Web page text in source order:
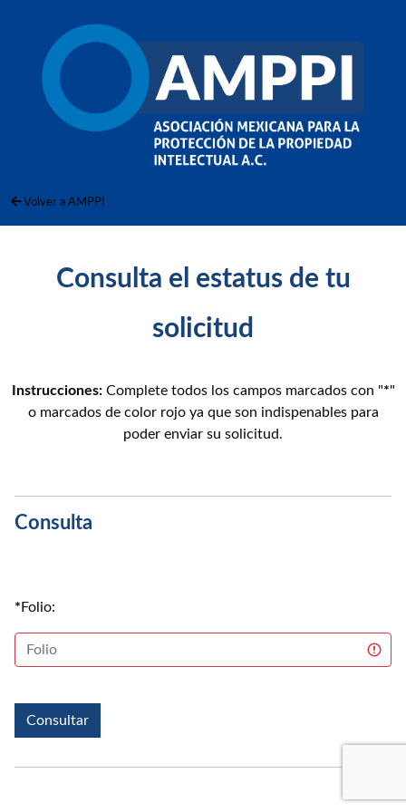
Volver a AMPPI
Consulta el estatus de tu
solicitud
Instrucciones: Complete todos los campos marcados con "*"
o marcados de color rojo ya que son indispenables para
poder enviar su solicitud.
Consulta
* Folio:
Consultar